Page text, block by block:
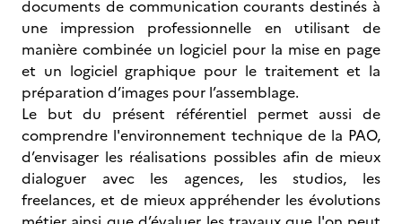
documents de communication courants destinés à
une impression professionnelle en utilisant de
manière combinée un logiciel pour la mise en page
et un logiciel graphique pour le traitement et la
préparation d’images pour l’assemblage.
Le but du présent référentiel permet aussi de
comprendre l'environnement technique de la PAO,
d’envisager les réalisations possibles afin de mieux
dialoguer avec les agences, les studios, les
freelances, et de mieux appréhender les évolutions